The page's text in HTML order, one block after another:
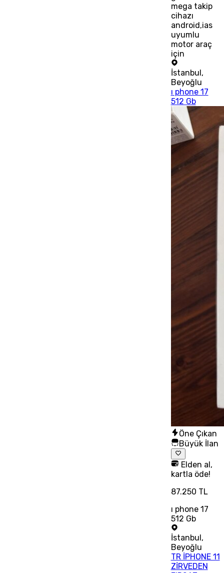
mega takip
cihazı
android,ias
uyumlu
motor araç
için
İstanbul,
Beyoğlu
ı phone 17
512 Gb
Öne Çıkan
Büyük İlan
Elden al,
kartla öde!
87.250 TL
ı phone 17
512 Gb
İstanbul ,
Beyoğlu
TR İPHONE 11
ZİRVEDEN